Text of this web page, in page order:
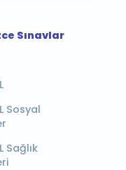
Sınavlar
Sosyal
Sağlık